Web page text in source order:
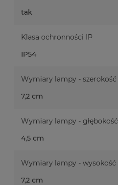
tak
Klasa ochronności IP
IP54
Wymiary lampy - szerokość
7,2 cm
Wymiary lampy - głębokość
4,5 cm
Wymiary lampy - wysokość
7,2 cm